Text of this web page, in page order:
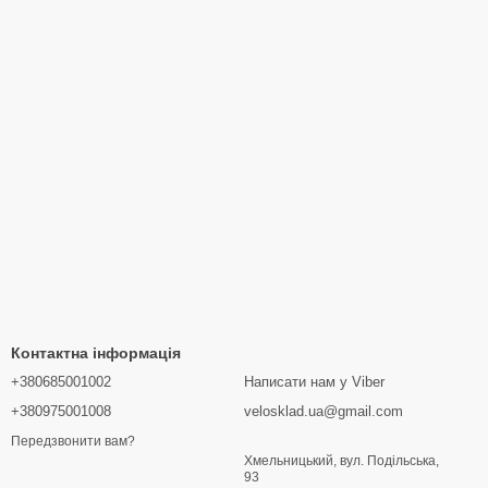
Контактна інформація
+380685001002
+380975001008
Передзвонити вам?
Написати нам у Viber
velosklad.ua@gmail.com
Хмельницький, вул. Подільська,
93